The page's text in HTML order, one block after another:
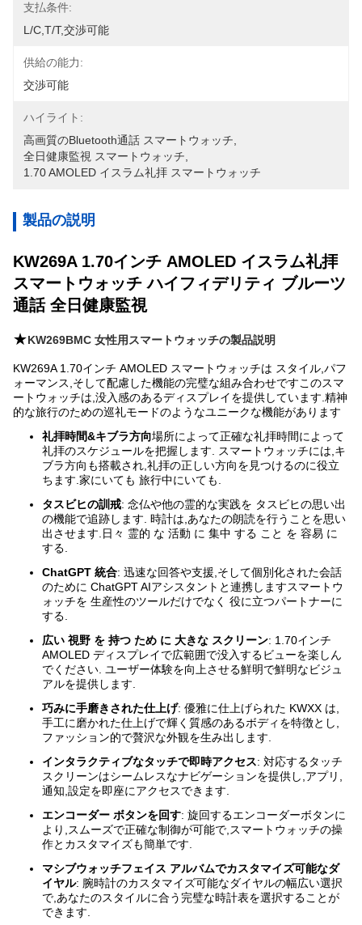
支払条件:
L/C,T/T,交渉可能
供給の能力:
交渉可能
ハイライト:
高画質のBluetooth通話 スマートウォッチ
全日健康監視 スマートウォッチ
1.70 AMOLED イスラム礼拝 スマートウォッチ
製品の説明
KW269A 1.70インチ AMOLED イスラム礼拝
スマートウォッチ ハイフィデリティ ブルーツ
通話 全日健康監視
★KW269BMC 女性用スマートウォッチの製品説明
KW269A 1.70インチ AMOLED スマートウォッチは スタイル,パフ
ォーマンス,そして配慮した機能の完璧な組み合わせですこのスマ
ートウォッチは,没入感のあるディスプレイを提供しています.精神
的な旅行のための巡礼モードのようなユニークな機能があります
礼拝時間&キブラ方向場所によって正確な礼拝時間によって
礼拝のスケジュールを把握します. スマートウォッチには,キ
ブラ方向も搭載され,礼拝の正しい方向を見つけるのに役立
ちます.家にいても 旅行中にいても.
タスビヒの訓戒: 念仏や他の霊的な実践を タスビヒの思い出
の機能で追跡します. 時計は,あなたの朗読を行うことを思い
出させます.日々 霊的 な 活動 に 集中 する こと を 容易 に
する.
ChatGPT 統合: 迅速な回答や支援,そして個別化された会話
のために ChatGPT AIアシスタントと連携しますスマートウ
ォッチを 生産性のツールだけでなく 役に立つパートナーに
する.
広い 視野 を 持つ ため に 大きな スクリーン: 1.70インチ
AMOLED ディスプレイで広範囲で没入するビューを楽しん
でください. ユーザー体験を向上させる鮮明で鮮明なビジュ
アルを提供します.
巧みに手磨きされた仕上げ: 優雅に仕上げられた KWXX は,
手工に磨かれた仕上げで輝く質感のあるボディを特徴とし,
ファッション的で贅沢な外観を生み出します.
インタラクティブなタッチで即時アクセス: 対応するタッチ
スクリーンはシームレスなナビゲーションを提供し,アプリ,
通知,設定を即座にアクセスできます.
エンコーダー ボタンを回す: 旋回するエンコーダーボタンに
より,スムーズで正確な制御が可能で,スマートウォッチの操
作とカスタマイズも簡単です.
マシブウォッチフェイス アルバムでカスタマイズ可能なダ
イヤル: 腕時計のカスタマイズ可能なダイヤルの幅広い選択
で,あなたのスタイルに合う完璧な時計表を選択することが
できます.